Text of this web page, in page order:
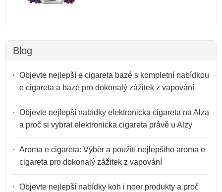
Blog
Objevte nejlepší e cigareta bazé s kompletní nabídkou
e cigareta a bazé pro dokonalý zážitek z vapování
Objevte nejlepší nabídky elektronicka cigareta na Alza
a proč si vybrat elektronicka cigareta právě u Alzy
Aroma e cigareta: Výběr a použití nejlepšího aroma e
cigareta pro dokonalý zážitek z vapování
Objevte nejlepší nabídky koh i noor produkty a proč